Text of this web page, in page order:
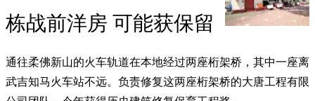
栋战前洋房 可能获保留
通往柔佛新山的火车轨道在本地经过两座桁架桥，其中一座离
武吉知马火车站不远。负责修复这两座桁架桥的大唐工程有限